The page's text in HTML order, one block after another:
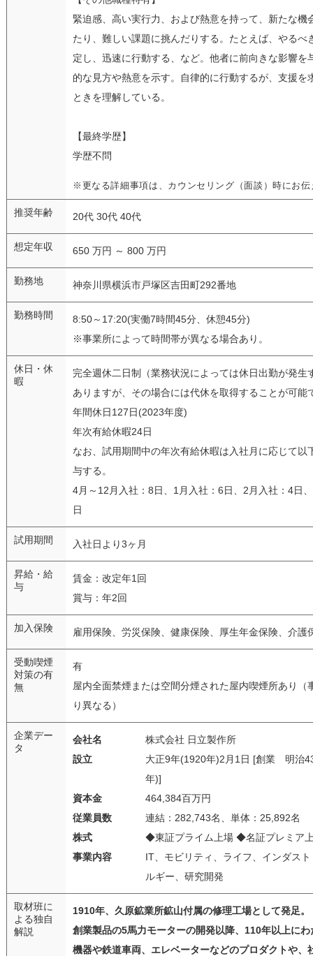
緊迫感、高い実行力、および熱意を持って、新たな機
たり、難しい課題に挑んだりする。たとえば、やるべ
定し、迅速に行動する、など。他者に前向きな影響を
的な見方や熱意を示す。自律的に行動するが、支援を
ときを理解している。
【最終学歴】
学歴不問
※更なる詳細事項は、カウンセリング（面談）時にお伝
推奨年齢 20代 30代 40代
想定年収 650 万円 ～ 800 万円
勤務地 神奈川県横浜市戸塚区吉田町292番地
勤務時間
8:50～17:20(実働7時間45分、休憩45分)
※事業所によって時間帯が異なる場合あり。
休日・休
暇
完全週休二日制（業務状況によっては休日出勤が発生
ありますが、その場合には代休を取得することが可能
年間休日127日(2023年度)
年次有給休暇24日
なお、試用期間中の年次有給休暇は入社月に応じて以
与する。
4月～12月入社：8日、1月入社：6日、2月入社：4日
日
試用期間 入社日より3ヶ月
昇給・給
与
賃金：改定年1回
賞与：年2回
加入保険 雇用保険、労災保険、健康保険、厚生年金保険、介護
受動喫煙
対策の有
無
有
屋内全面禁煙または空間分煙された屋内喫煙所あり（
り異なる）
企業デー
タ
会社名
株式会社 日立製作所
設立
大正9年(1920年)2月1日 [創業 明治
年)]
資本金
464,384百万円
従業員数
連結：282,743名、単体：25,892名
株式
◆東証プライム上場 ◆名証プレミア
事業内容
IT、モビリティ、ライフ、インダス
ルギー、研究開発
取材班に
よる独自
解説
1910年、久原鉱業所鉱山付属の修理工場として発足。
創業製品の5馬力モーターの開発以降、110年以上にわ
機器や鉄道車両、エレベーターなどのプロダクトや、